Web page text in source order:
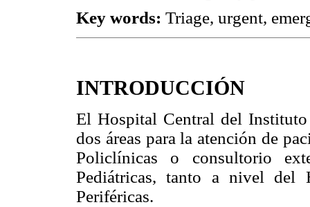
Key words: Triage, urgent,
INTRODUCCIÓN
El Hospital Central del
dos áreas para la atención de
Policlínicas o consultorio
Pediátricas, tanto a nivel del
Periféricas.